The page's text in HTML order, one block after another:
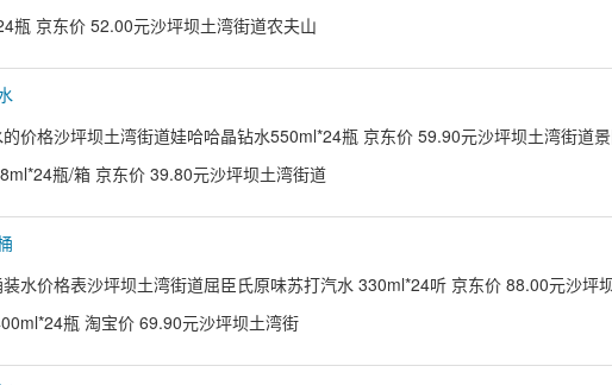
瓶 京东价 52.00元沙坪坝土湾街道农夫山
价格沙坪坝土湾街道娃哈哈晶钻水550ml*24瓶 京东价 59.90元沙坪坝土湾街道
瓶/箱 京东价 39.80元沙坪坝土湾街道
水价格表沙坪坝土湾街道屈臣氏原味苏打汽水 330ml*24听 京东价 88.00元沙坪
瓶 淘宝价 69.90元沙坪坝土湾街